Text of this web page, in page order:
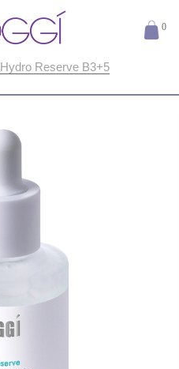
0
Hydro Reserve B3+5